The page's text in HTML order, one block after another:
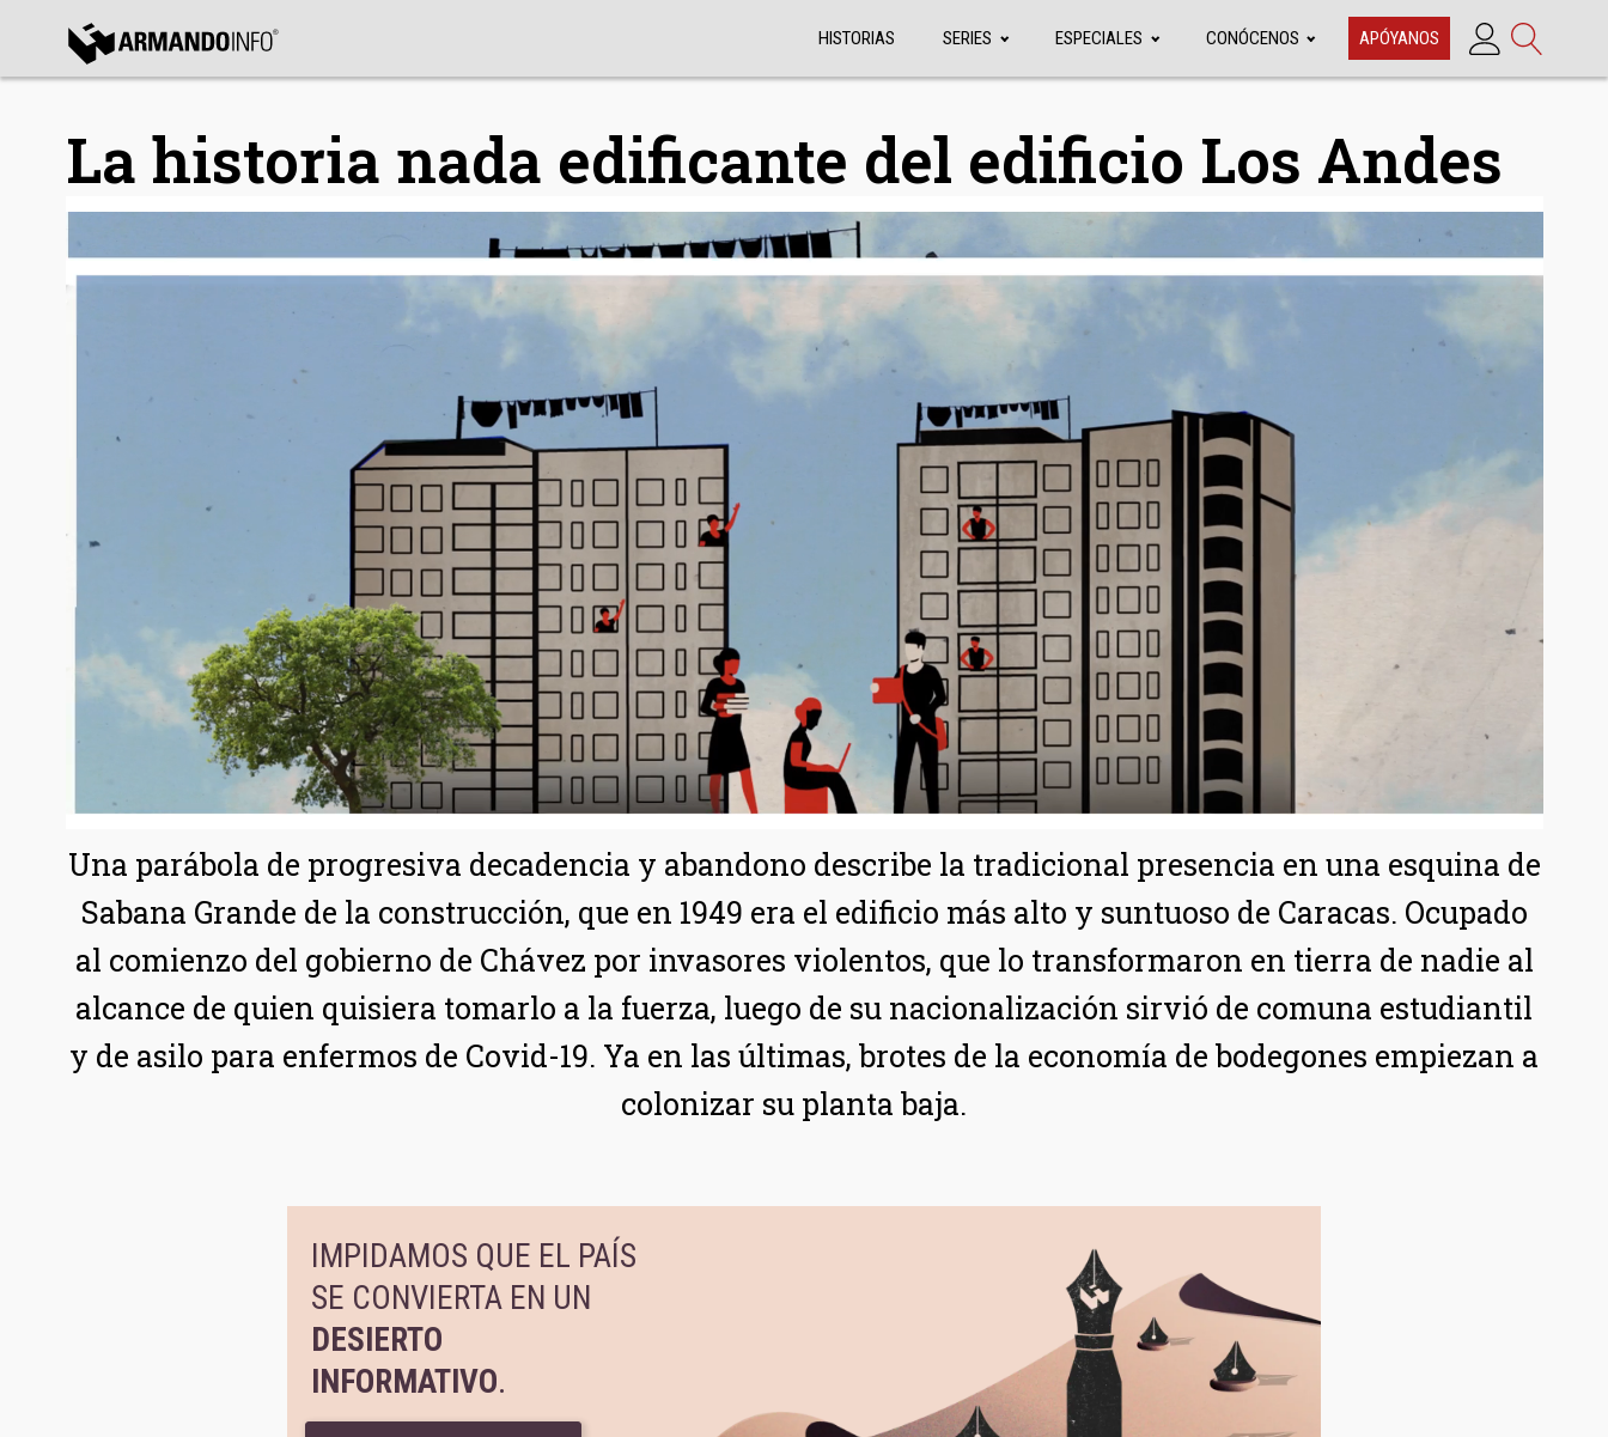
HISTORIAS SERIES ESPECIALES CONÓCENOS APÓYANOS
La historia nada edificante del edificio Los Andes
Una parábola de progresiva decadencia y abandono describe la tradicional presencia en una esquina de
Sabana Grande de la construcción, que en 1949 era el edificio más alto y suntuoso de Caracas. Ocupado
al comienzo del gobierno de Chávez por invasores violentos, que lo transformaron en tierra de nadie al
alcance de quien quisiera tomarlo a la fuerza, luego de su nacionalización sirvió de comuna estudiantil
y de asilo para enfermos de Covid-19. Ya en las últimas, brotes de la economía de bodegones empiezan a
colonizar su planta baja.
IMPIDAMOS QUE EL PAÍS
SE CONVIERTA EN UN
DESIERTO
INFORMATIVO.